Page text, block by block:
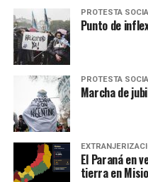
PROTESTA
Punto de
PROTESTA
Marcha de
El Paraná en
tierra en